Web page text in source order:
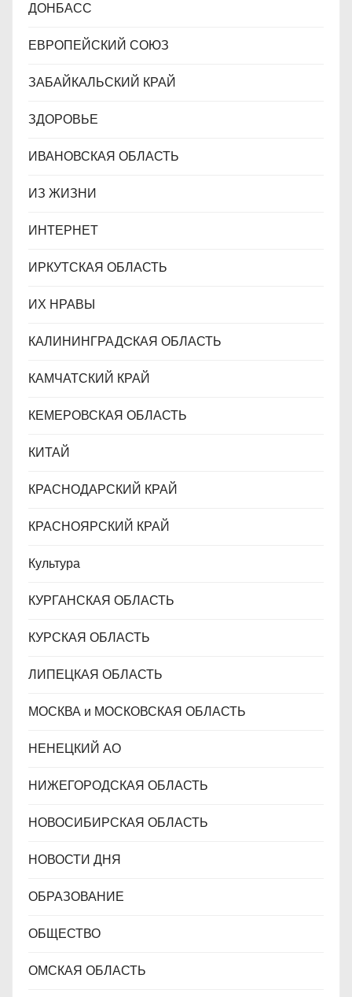
ДОНБАСС
ЕВРОПЕЙСКИЙ СОЮЗ
ЗАБАЙКАЛЬСКИЙ КРАЙ
ЗДОРОВЬЕ
ИВАНОВСКАЯ ОБЛАСТЬ
ИЗ ЖИЗНИ
ИНТЕРНЕТ
ИРКУТСКАЯ ОБЛАСТЬ
ИХ НРАВЫ
КАЛИНИНГРАДCКАЯ ОБЛАСТЬ
КАМЧАТСКИЙ КРАЙ
КЕМЕРОВСКАЯ ОБЛАСТЬ
КИТАЙ
КРАСНОДАРСКИЙ КРАЙ
КРАСНОЯРСКИЙ КРАЙ
Культура
КУРГАНСКАЯ ОБЛАСТЬ
КУРСКАЯ ОБЛАСТЬ
ЛИПЕЦКАЯ ОБЛАСТЬ
МОСКВА и МОСКОВСКАЯ ОБЛАСТЬ
НЕНЕЦКИЙ АО
НИЖЕГОРОДСКАЯ ОБЛАСТЬ
НОВОСИБИРСКАЯ ОБЛАСТЬ
НОВОСТИ ДНЯ
ОБРАЗОВАНИЕ
ОБЩЕСТВО
ОМСКАЯ ОБЛАСТЬ